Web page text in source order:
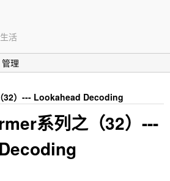
活
管理
32）--- Lookahead Decoding
系列之（32）---